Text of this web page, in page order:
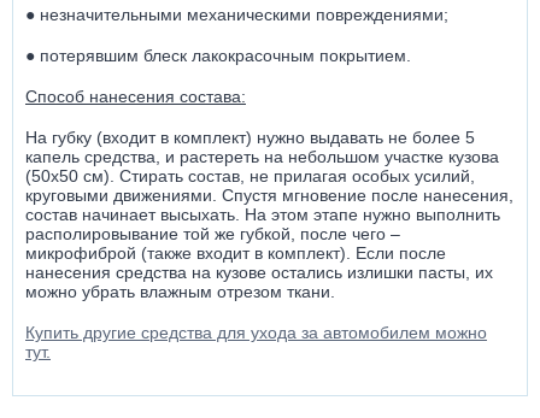
● незначительными механическими повреждениями;
● потерявшим блеск лакокрасочным покрытием.
Способ нанесения состава:
На губку (входит в комплект) нужно выдавать не более 5
капель средства, и растереть на небольшом участке кузова
(50х50 см). Стирать состав, не прилагая особых усилий,
круговыми движениями. Спустя мгновение после нанесения,
состав начинает высыхать. На этом этапе нужно выполнить
располировывание той же губкой, после чего –
микрофиброй (также входит в комплект). Если после
нанесения средства на кузове остались излишки пасты, их
можно убрать влажным отрезом ткани.
Купить другие средства для ухода за автомобилем можно
тут.